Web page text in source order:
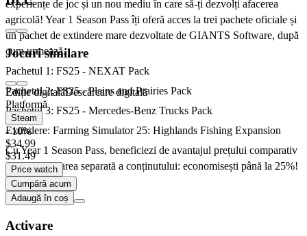
experiențe de joc și un nou mediu în care să-ți dezvolți afacerea
agricolă! Year 1 Season Pass îți oferă acces la trei pachete oficiale și
un pachet de extindere mare dezvoltate de GIANTS Software, după
cum urmează.
Pachetul 1: FS25 - NEXAT Pack
Pachetul 2: FS25 - Plains and Prairies Pack
Pachetul 3: FS25 - Mercedes-Benz Trucks Pack
Extindere: Farming Simulator 25: Highlands Fishing Expansion
Cu Year 1 Season Pass, beneficiezi de avantajul prețului comparativ
cu achiziționarea separată a conținutului: economisești până la 25%!
Jocuri similare
Ediție digitalăDescărcare digitală
Platformă
Steam
- 10%
$34.99
$31.49
Price watch
Cumpără acum
Adaugă în coș
Activare